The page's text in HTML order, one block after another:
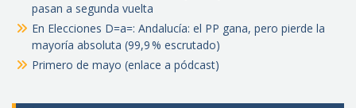
pasan a segunda vuelta
En Elecciones D=a=: Andalucía: el PP gana, pero pierde la
mayoría absoluta (99,9 % escrutado)
Primero de mayo (enlace a pódcast)